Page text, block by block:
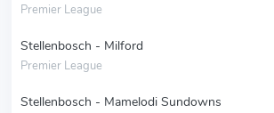
Premier League
Stellenbosch - Milford
Premier League
Stellenbosch - Mamelodi Sundowns